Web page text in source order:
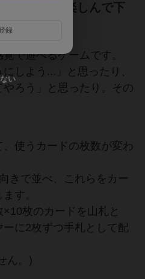
しい感覚を楽しんで下
で遊べるゲームです。
しよう...」と思ったり、
やろう」と思ったり。その
使うカードの枚数が変わ
きで並べ、これらをカー
す。
枚のカードを山札と
ーに2枚ずつ手札として配
ん。)
録
い